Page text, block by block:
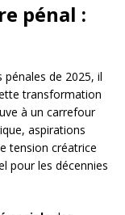
pénal :
de 2025, il
transformation
à un carrefour
aspirations
tension créatrice
pour les décennies